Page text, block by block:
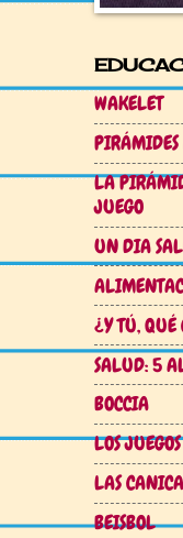
WAKELET
LA
JUEGO
UN DIA
¿Y TÚ, QUÉ
SALUD: 5
BOCCIA
LOS
LAS
BEISBOL